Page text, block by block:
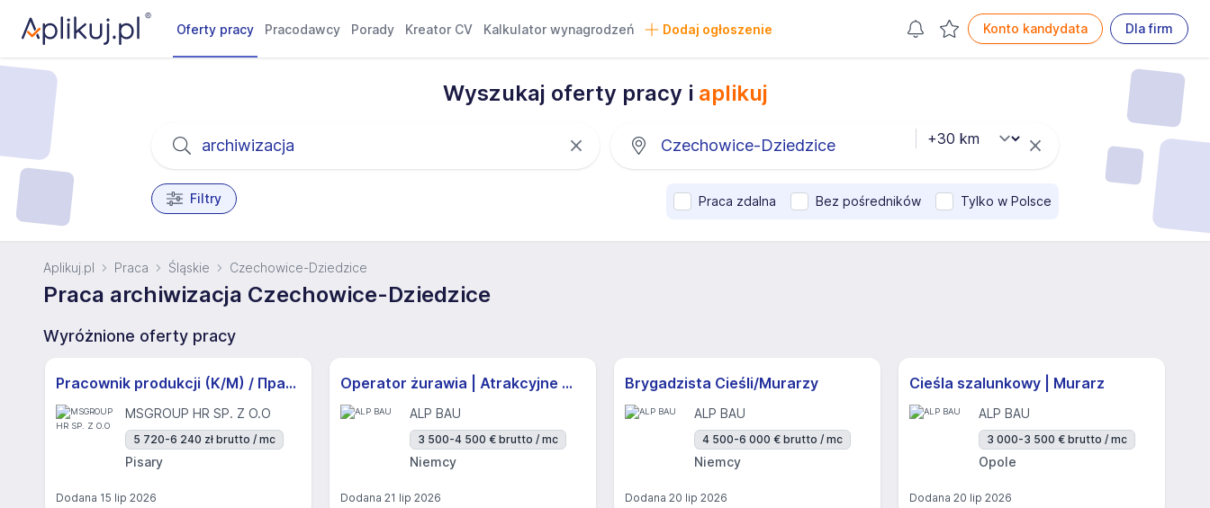
Oferty pracy Pracodawcy Porady Kreator CV Kalkulator wynagrodzeń Dodaj ogłoszenie Konto kandydata Dla firm
Wyszukaj oferty pracy i aplikuj
Filtry Praca zdalna Bez pośredników Tylko w Polsce
Aplikuj.pl Praca Śląskie Czechowice-Dziedzice
Praca archiwizacja Czechowice-Dziedzice
Wyróżnione oferty pracy
Pracownik produkcji (K/M) / Працівники продукції Huber-Suhner (K/M)
MSGROUP HR SP. Z O.O
5 720-6 240 zł brutto / mc
Pisary
Dodana 15 lip 2026
Operator żurawia | Atrakcyjne Warunki
ALP BAU
3 500-4 500 € brutto / mc
Niemcy
Dodana 21 lip 2026
Brygadzista Cieśli/Murarzy
ALP BAU
4 500-6 000 € brutto / mc
Niemcy
Dodana 20 lip 2026
Cieśla szalunkowy | Murarz
ALP BAU
3 000-3 500 € brutto / mc
Opole
Dodana 20 lip 2026